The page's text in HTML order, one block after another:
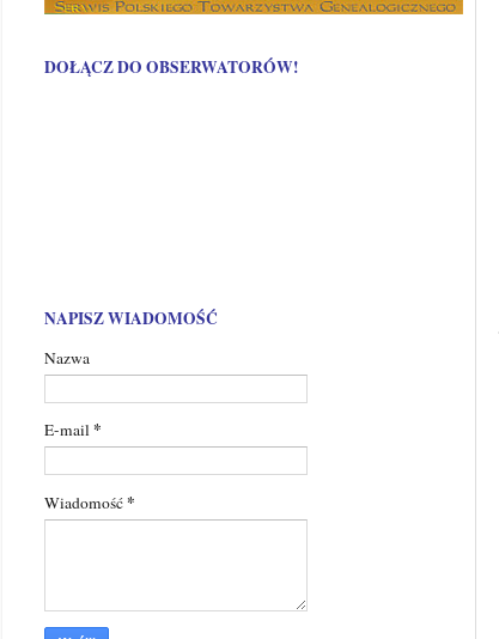
DOŁĄCZ DO OBSERWATORÓW!
NAPISZ WIADOMOŚĆ
Nazwa
E-mail*
Wiadomość*